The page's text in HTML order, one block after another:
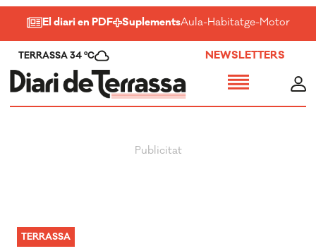
El diari en PDF SuplementsAula-Habitatge-Motor-
TERRASSA 34 ºC NEWSLETTERS
TERRASSA